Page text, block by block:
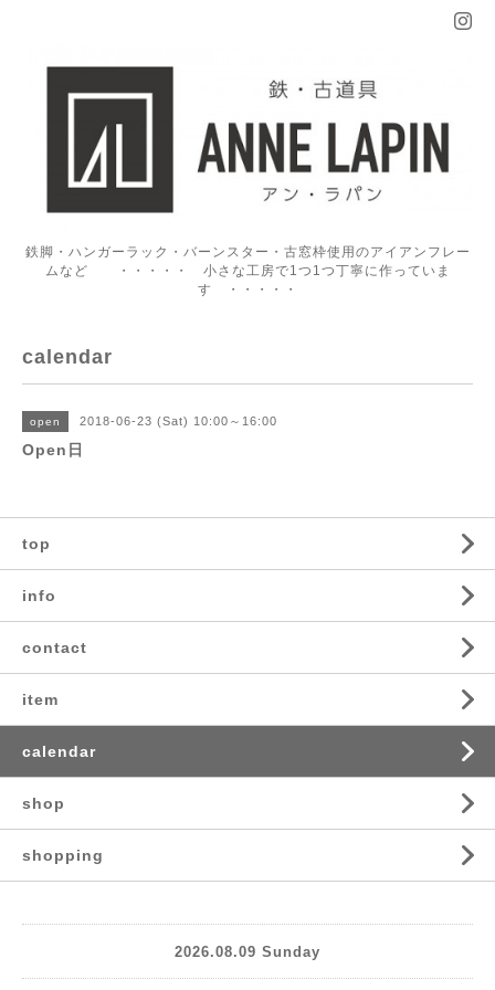
鉄脚・ハンガーラック・バーンスター・古窓枠使用のアイアンフレー
ムなど ・・・・・ 小さな工房で1つ1つ丁寧に作っていま
す ・・・・・
calendar
open 2018-06-23 (Sat) 10:00～16:00
Open日
top
info
contact
item
calendar
shop
shopping
2026.08.09 Sunday